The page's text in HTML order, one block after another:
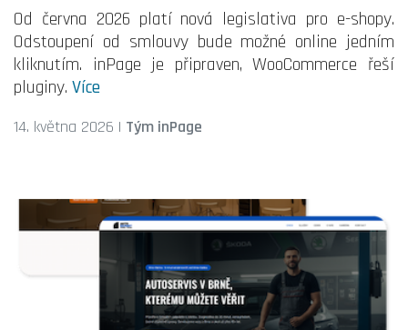
Od června 2026 platí nová legislativa pro e-shopy.
Odstoupení od smlouvy bude možné online jedním
kliknutím. inPage je připraven, WooCommerce řeší
pluginy. Více
14. května 2026 | Tým inPage